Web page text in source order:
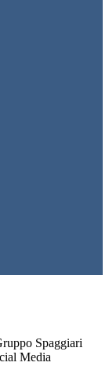
Spaggiari
Media